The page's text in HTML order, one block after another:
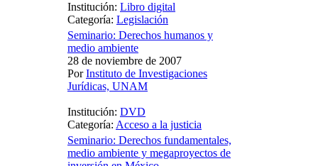
Institución: Libro digital
Categoría: Legislación
Seminario: Derechos humanos y
medio ambiente
28 de noviembre de 2007
PorInstituto de Investigaciones
Jurídicas, UNAM
Institución: DVD
Categoría: Acceso a la justicia
Seminario: Derechos fundamentales,
medio ambiente y megaproyectos de